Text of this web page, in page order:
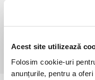
Acest site utilizează
Folosim cookie-uri
anunțurile, pentru a
ora 12:00. Dupa aceasta ora/